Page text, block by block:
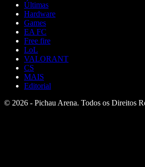
Últimas
Hardware
Games
EA FC
Free fire
LoL
VALORANT
CS
MAIS
Editorial
© 2026 - Pichau Arena. Todos os Direitos